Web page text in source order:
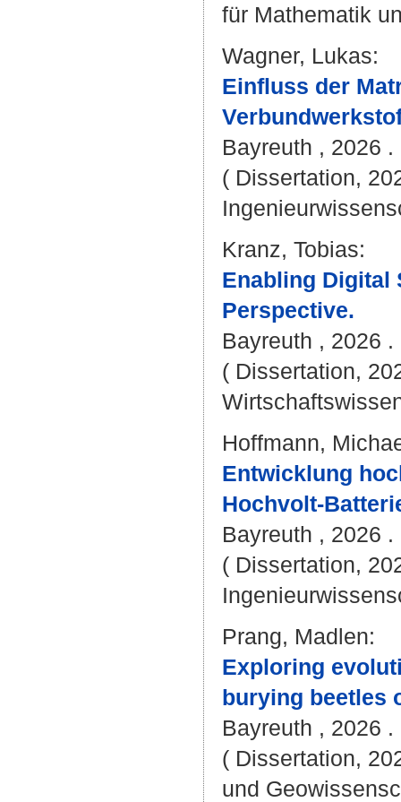
für Mathematik
Wagner, Lukas:
Einfluss der
Bayreuth , 2026
( Dissertation,
Kranz, Tobias:
Enabling Digital
Perspective.
Bayreuth , 2026
( Dissertation,
Hoffmann,
Entwicklung
Hochvolt-
Bayreuth , 2026
( Dissertation,
Prang, Madlen:
Exploring
burying beetles
Bayreuth , 2026
( Dissertation,
und